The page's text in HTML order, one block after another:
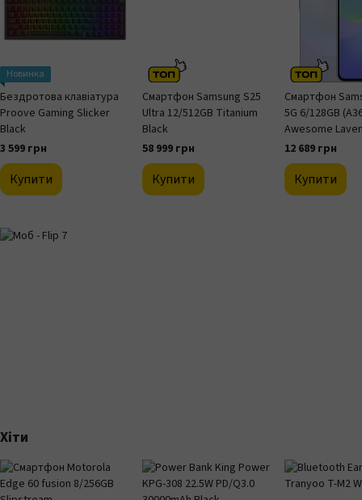
Новинка
Бездротова клавіатура
Proove Gaming Slicker
Black
3 599 грн
Купити
Смартфон Samsung S25
Ultra 12/512GB Titanium
Black
58 999 грн
Купити
Смартфон
5G 6/128GB
Awesome
12 689 грн
Купити
Хіти